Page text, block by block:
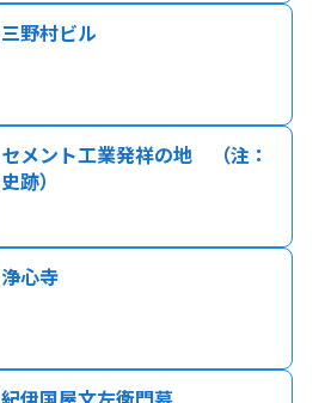
三野村ビル
セメント工業発祥の地 （注：
史跡）
浄心寺